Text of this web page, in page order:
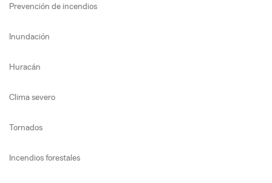
Prevención de incendios
Inundación
Huracán
Clima severo
Tornados
Incendios forestales